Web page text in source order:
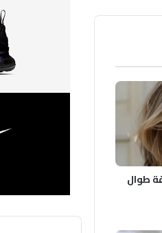
طوال